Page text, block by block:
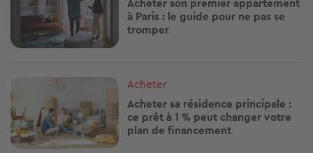
Acheter son premier appartement
à Paris : le guide pour ne pas se
tromper
Acheter
Acheter sa résidence principale :
ce prêt à 1 % peut changer votre
plan de financement